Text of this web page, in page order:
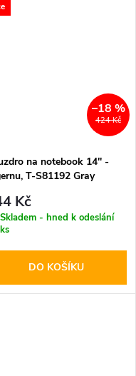
424 Kč
–18 %
na notebook 14'' -
T-S81192 Gray
Kč
Skladem - hned k odeslání
DO KOŠÍKU